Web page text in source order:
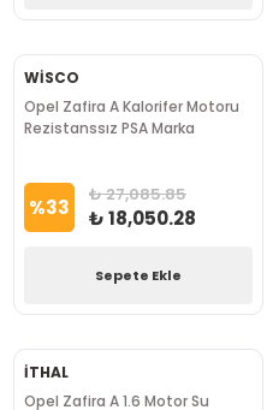
WİSCO
Opel Zafira A Kalorifer Motoru
Rezistanssız PSA Marka
%33 ₺ 27,085.85
₺ 18,050.28
Sepete Ekle
İTHAL
Opel Zafira A 1.6 Motor Su